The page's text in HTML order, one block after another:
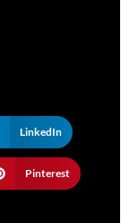
LinkedIn
Pinterest